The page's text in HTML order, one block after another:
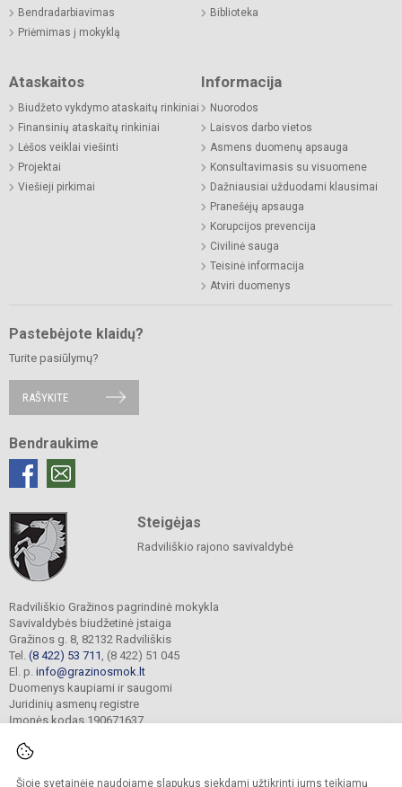
Šioje svetainėje naudojame slapukus siekdami užtikrinti jums teikiamų
Bendradarbiavimas
Priėmimas į mokyklą
Biblioteka
Ataskaitos
Biudžeto vykdymo ataskaitų rinkiniai
Finansinių ataskaitų rinkiniai
Lėšos veiklai viešinti
Projektai
Viešieji pirkimai
Informacija
Nuorodos
Laisvos darbo vietos
Asmens duomenų apsauga
Konsultavimasis su visuomene
Dažniausiai užduodami klausimai
Pranešėjų apsauga
Korupcijos prevencija
Civilinė sauga
Teisinė informacija
Atviri duomenys
Pastebėjote klaidų?
Turite pasiūlymų?
RAŠYKITE
Bendraukime
Steigėjas
Radviliškio rajono savivaldybė
Radviliškio Gražinos pagrindinė mokykla
Savivaldybės biudžetinė įstaiga
Gražinos g. 8, 82132 Radviliškis
Tel. (8 422) 53 711 , (8 422) 51 045
El. p. info@grazinosmok.lt
Duomenys kaupiami ir saugomi
Juridinių asmenų registre
Įmonės kodas 190671637
© 2022. Radviliškio Gražinos pagrindinė mokykla. Visos teisės saugomos.